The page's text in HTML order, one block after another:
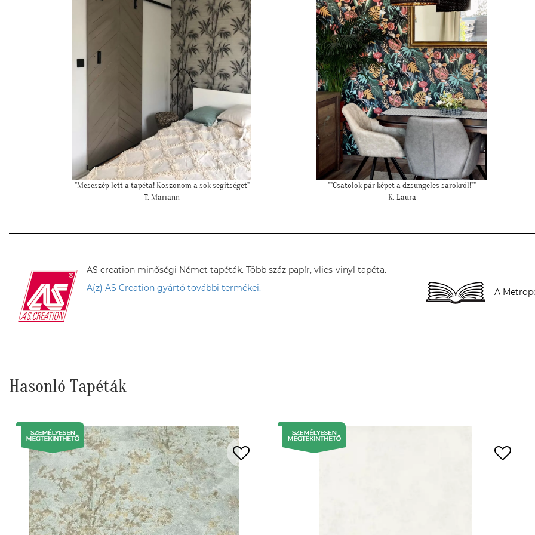
""Csatolok pár képet a dzsungeles sarokról!""
K. Laura
"Ilyen lett a lányom szobájában a gyönyörű cseresznye virágos
tapéta."
AS creation minőségi Német tapéták. Több száz papír, vlies-vinyl tapéta.
A(z) AS Creation gyártó további termékei.
A
Hasonló Tapéták